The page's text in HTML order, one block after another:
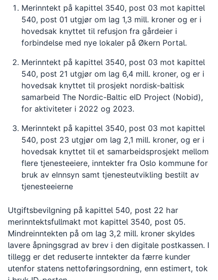
Merinntekt på kapittel 3540, post 03 mot kapittel
540, post 01 utgjør om lag 1,3 mill. kroner og er i
hovedsak knyttet til refusjon fra gårdeier i
forbindelse med nye lokaler på Økern Portal.
Merinntekt på kapittel 3540, post 03 mot kapittel
540, post 21 utgjør om lag 6,4 mill. kroner, og er i
hovedsak knyttet til prosjekt nordisk-baltisk
samarbeid The Nordic-Baltic eID Project (Nobid),
for aktiviteter i 2022 og 2023.
Merinntekt på kapittel 3540, post 03 mot kapittel
540, post 23 utgjør om lag 2,1 mill. kroner, og er i
hovedsak knyttet til et samarbeidsprosjekt mellom
flere tjenesteeiere, inntekter fra Oslo kommune for
bruk av eInnsyn samt tjenesteutvikling bestilt av
tjenesteeierne
Utgiftsbevilgning på kapittel 540, post 22 har
merinntektsfullmakt mot kapittel 3540, post 05.
Mindreinntekten på om lag 3,2 mill. kroner skyldes
lavere åpningsgrad av brev i den digitale postkassen. I
tillegg er det reduserte inntekter da færre kunder
utenfor statens nettoføringsordning, enn estimert, tok